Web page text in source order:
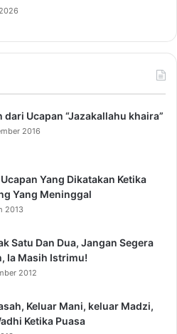
dari Ucapan “Jazakallahu khaira”
2016
Yang Dikatakan Ketika
Yang Meninggal
2013
Satu Dan Dua, Jangan Segera
Ia Masih Istrimu!
2012
Keluar Mani, keluar Madzi,
Ketika Puasa